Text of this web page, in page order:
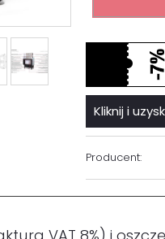
Kliknij i
Producent: